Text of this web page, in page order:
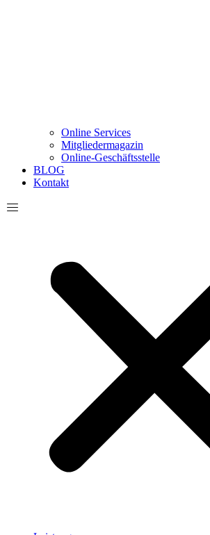
Online Services
Mitgliedermagazin
Online-Geschäftsstelle
BLOG
Kontakt